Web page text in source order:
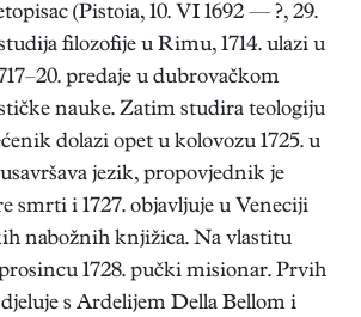
(Pistoia, 10. VI 1692 — ?, 29.
filozofije u Rimu, 1714. ulazi u
predaje u dubrovačkom
nauke. Zatim studira teologiju
dolazi opet u kolovozu 1725. u
jezik, propovjednik je
smrti i 1727. objavljuje u Veneciji
nabožnih knjižica. Na vlastitu
1728. pučki misionar. Prvih
s Ardelijem Della Bellom i